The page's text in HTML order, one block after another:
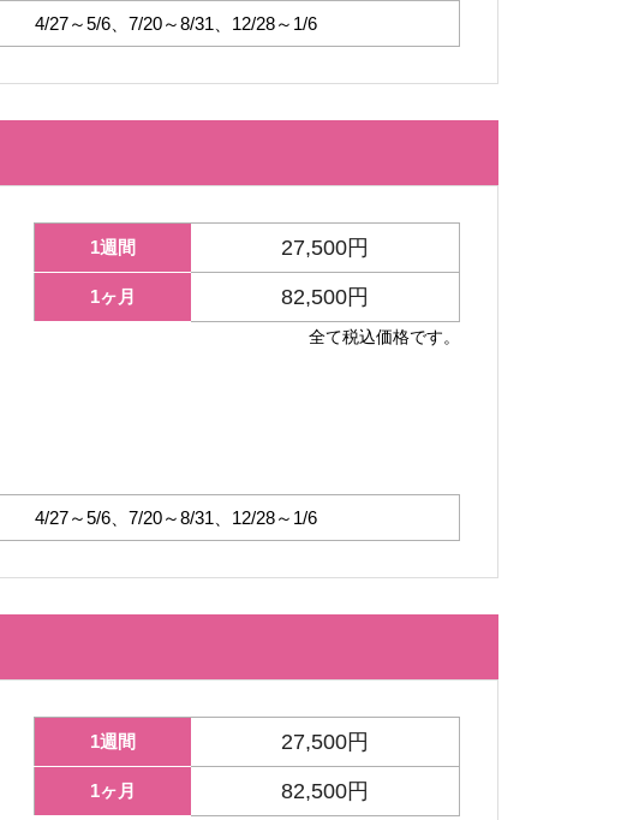
4/27～5/6、7/20～8/31、12/28～1/6
1週間 27,500円
1ヶ月 82,500円
全て税込価格です。
4/27～5/6、7/20～8/31、12/28～1/6
1週間 27,500円
1ヶ月 82,500円